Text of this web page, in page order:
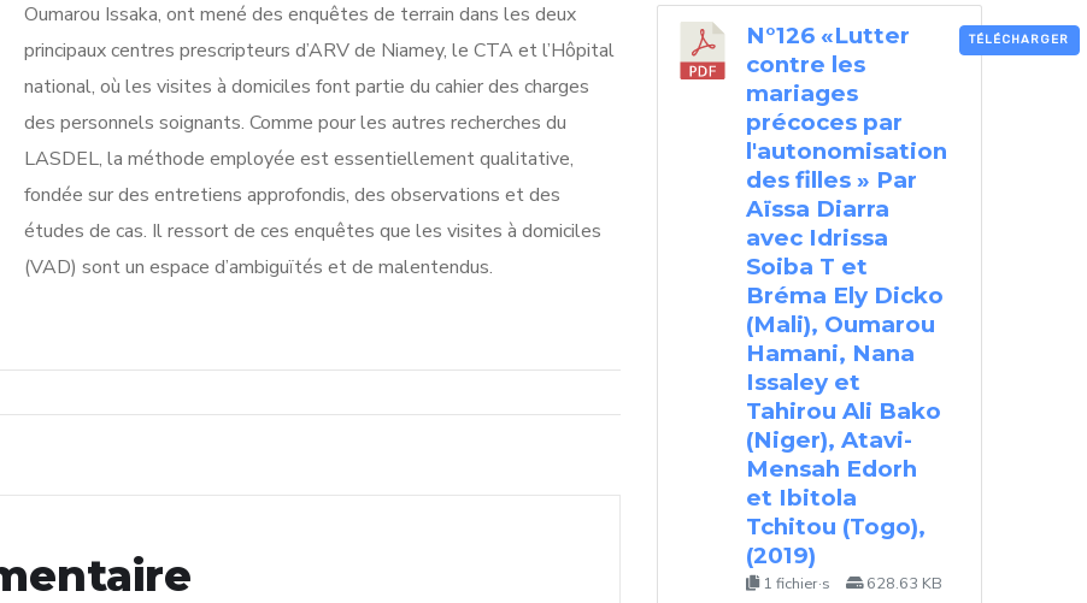
Oumarou Issaka, ont mené des enquêtes de terrain dans les deux
principaux centres prescripteurs d’ARV de Niamey, le CTA et l’Hôpital
national, où les visites à domiciles font partie du cahier des charges
des personnels soignants. Comme pour les autres recherches du
LASDEL, la méthode employée est essentiellement qualitative,
fondée sur des entretiens approfondis, des observations et des
études de cas. Il ressort de ces enquêtes que les visites à domiciles
(VAD) sont un espace d’ambiguïtés et de malentendus.
N°126 «Lutter
contre les
mariages
précoces par
l'autonomisation
des filles » Par
Aïssa Diarra
avec Idrissa
Soiba T et
Bréma Ely Dicko
(Mali), Oumarou
Hamani, Nana
Issaley et
Tahirou Ali Bako
(Niger), Atavi-
Mensah Edorh
et Ibitola
Tchitou (Togo),
(2019)
1 fichier·s 628.63 KB
TÉLÉCHARGER